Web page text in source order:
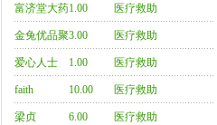
富济堂大药
房132
1.00 医疗救助
金兔优品聚
集来图代发
I
3.00 医疗救助
爱心人士 1.00 医疗救助
faith 10.00 医疗救助
梁贞 6.00 医疗救助